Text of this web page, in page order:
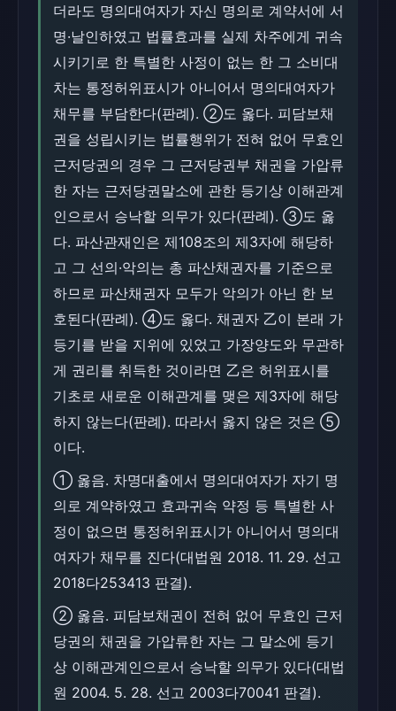
더라도 명의대여자가 자신 명의로 계약서에 서
명·날인하였고 법률효과를 실제 차주에게 귀속
시키기로 한 특별한 사정이 없는 한 그 소비대
차는 통정허위표시가 아니어서 명의대여자가
채무를 부담한다(판례). ②도 옳다. 피담보채
권을 성립시키는 법률행위가 전혀 없어 무효인
근저당권의 경우 그 근저당권부 채권을 가압류
한 자는 근저당권말소에 관한 등기상 이해관계
인으로서 승낙할 의무가 있다(판례). ③도 옳
다. 파산관재인은 제108조의 제3자에 해당하
고 그 선의·악의는 총 파산채권자를 기준으로
하므로 파산채권자 모두가 악의가 아닌 한 보
호된다(판례). ④도 옳다. 채권자 乙이 본래 가
등기를 받을 지위에 있었고 가장양도와 무관하
게 권리를 취득한 것이라면 乙은 허위표시를
기초로 새로운 이해관계를 맺은 제3자에 해당
하지 않는다(판례). 따라서 옳지 않은 것은 ⑤
이다.
① 옳음. 차명대출에서 명의대여자가 자기 명
의로 계약하였고 효과귀속 약정 등 특별한 사
정이 없으면 통정허위표시가 아니어서 명의대
여자가 채무를 진다(대법원 2018. 11. 29. 선고
2018다253413 판결).
② 옳음. 피담보채권이 전혀 없어 무효인 근저
당권의 채권을 가압류한 자는 그 말소에 등기
상 이해관계인으로서 승낙할 의무가 있다(대법
원 2004. 5. 28. 선고 2003다70041 판결).